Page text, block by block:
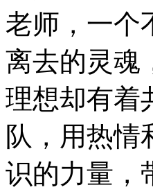
老师，一个
离去的灵魂
理想却有着
队，用热情
识的力量，